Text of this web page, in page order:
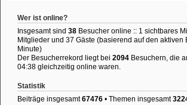
Wer ist online?
Insgesamt sind 38 Besucher online :: 1 sichtbares
Mitglieder und 37 Gäste (basierend auf den aktiven
Minute)
Der Besucherrekord liegt bei 2094 Besuchern, die
04:38 gleichzeitig online waren.
Statistik
Beiträge insgesamt67476 • Themen insgesamt